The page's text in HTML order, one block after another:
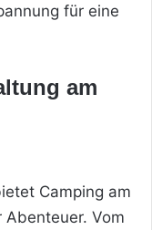
für eine
am
Camping am
Vom